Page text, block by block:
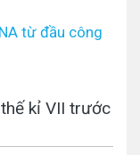
từ đầu công
kỉ VII trước